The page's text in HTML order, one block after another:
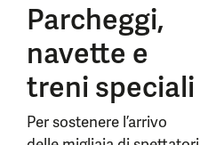
Parcheggi,
navette e
treni speciali
Per sostenere l’arrivo